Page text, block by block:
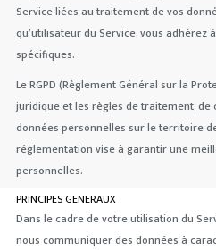
Service liées au traitement de vos
qu’utilisateur du Service, vous adhérez
spécifiques.
Le RGPD (Règlement Général sur la
juridique et les règles de traitement,
données personnelles sur le territoire
réglementation vise à garantir une
personnelles.
PRINCIPES GENERAUX
Dans le cadre de votre utilisation du
nous communiquer des données à